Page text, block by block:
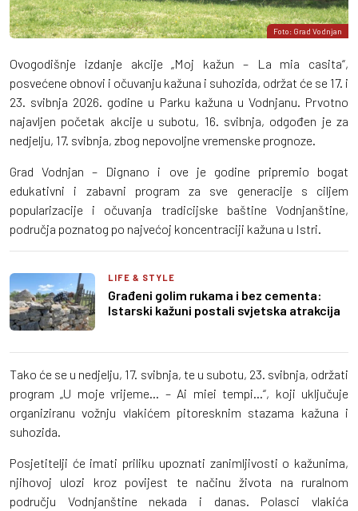
Foto: Grad Vodnjan
Ovogodišnje izdanje akcije „Moj kažun – La mia casita“,
posvećene obnovi i očuvanju kažuna i suhozida, održat će se 17. i
23. svibnja 2026. godine u Parku kažuna u Vodnjanu. Prvotno
najavljen početak akcije u subotu, 16. svibnja, odgođen je za
nedjelju, 17. svibnja, zbog nepovoljne vremenske prognoze.
Grad Vodnjan – Dignano i ove je godine pripremio bogat
edukativni i zabavni program za sve generacije s ciljem
popularizacije i očuvanja tradicijske baštine Vodnjanštine,
područja poznatog po najvećoj koncentraciji kažuna u Istri.
LIFE & STYLE
Građeni golim rukama i bez cementa:
Istarski kažuni postali svjetska atrakcija
Tako će se u nedjelju, 17. svibnja, te u subotu, 23. svibnja, održati
program „U moje vrijeme... – Ai miei tempi...“, koji uključuje
organiziranu vožnju vlakićem pitoresknim stazama kažuna i
suhozida.
Posjetitelji će imati priliku upoznati zanimljivosti o kažunima,
njihovoj ulozi kroz povijest te načinu života na ruralnom
području Vodnjanštine nekada i danas. Polasci vlakića